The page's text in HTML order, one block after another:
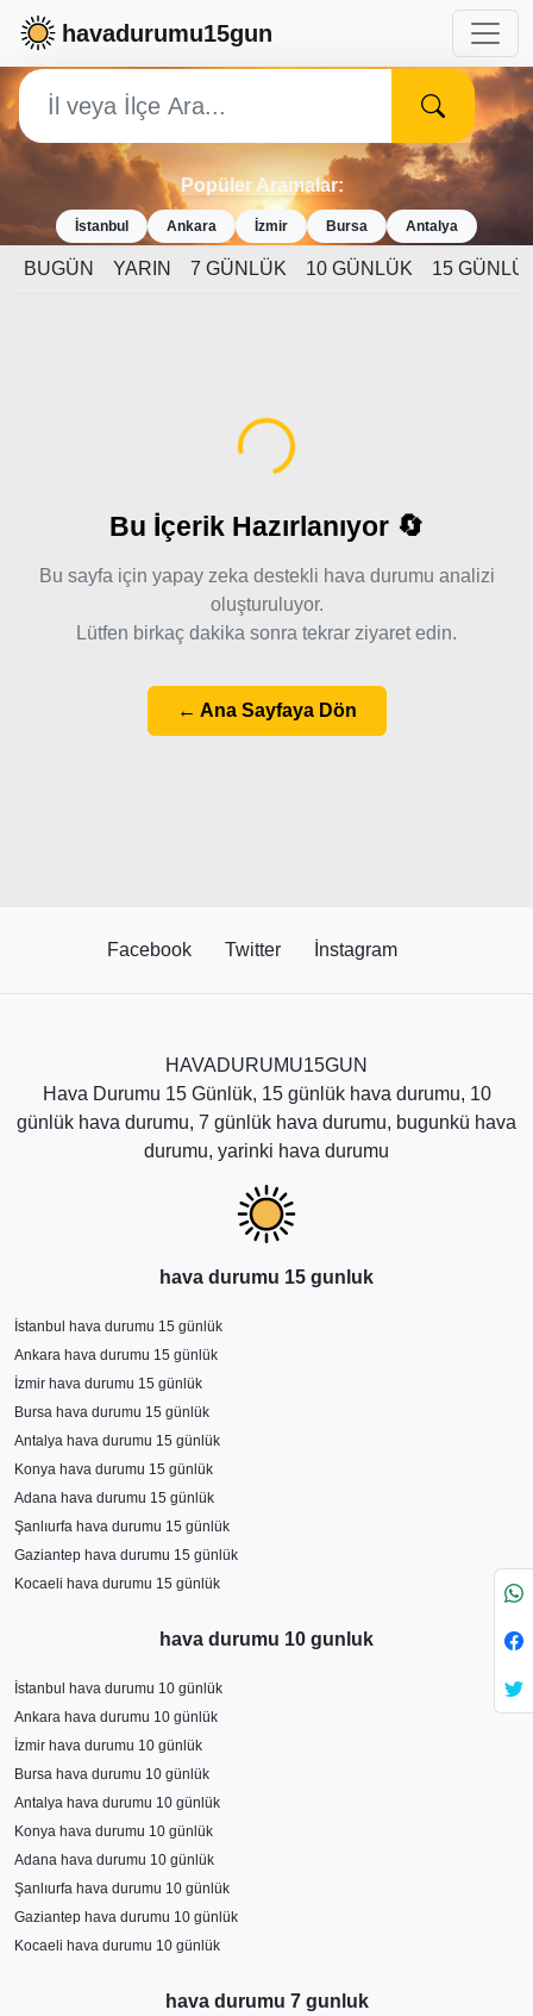
havadurumu15gun
Popüler Aramalar:
İstanbul Ankara İzmir Bursa Antalya
BUGÜN YARIN 7 GÜNLÜK 10 GÜNLÜK 15
Yükleniyor...
Bu İçerik Hazırlanıyor 🔄
Bu sayfa için yapay zeka destekli hava durumu analizi
oluşturuluyor.
Lütfen birkaç dakika sonra tekrar ziyaret edin.
← Ana Sayfaya Dön
Facebook Twitter İnstagram
HAVADURUMU15GUN
Hava Durumu 15 Günlük, 15 günlük hava durumu, 10
günlük hava durumu, 7 günlük hava durumu, bugunkü hava
durumu, yarinki hava durumu
hava durumu 15 gunluk
İstanbul hava durumu 15 günlük
Ankara hava durumu 15 günlük
İzmir hava durumu 15 günlük
Bursa hava durumu 15 günlük
Antalya hava durumu 15 günlük
Konya hava durumu 15 günlük
Adana hava durumu 15 günlük
Şanlıurfa hava durumu 15 günlük
Gaziantep hava durumu 15 günlük
Kocaeli hava durumu 15 günlük
hava durumu 10 gunluk
İstanbul hava durumu 10 günlük
Ankara hava durumu 10 günlük
İzmir hava durumu 10 günlük
Bursa hava durumu 10 günlük
Antalya hava durumu 10 günlük
Konya hava durumu 10 günlük
Adana hava durumu 10 günlük
Şanlıurfa hava durumu 10 günlük
Gaziantep hava durumu 10 günlük
Kocaeli hava durumu 10 günlük
hava durumu 7 gunluk